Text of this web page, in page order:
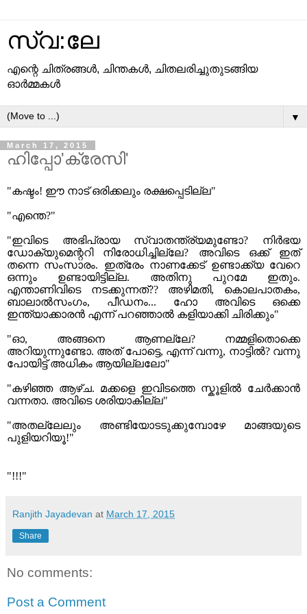
സ്വ:ലേ
എന്റെ ചിത്രങ്ങള്‍, ചിന്തകള്‍, ചിതലരിച്ചുതുടങ്ങിയ
ഓര്‍മ്മകള്‍
▼
March 17, 2015
ഹിപ്പോ'ക്രേസി'
"കഷ്ടം! ഈ നാട് ഒരിക്കലും രക്ഷപ്പെടില്ല"
"എന്തെ?"
"ഇവിടെ അഭിപ്രായ സ്വാതന്ത്ര്യമുണ്ടോ? നിര്‍ഭയ
ഡോക്യുമെന്ററി നിരോധിച്ചില്ലേ? അവിടെ ഒക്ക് ഇത്
തന്നെ സംസാരം. ഇത്രേം നാണക്കേട് ഉണ്ടാക്ക്യ വേറെ
ഒന്നും ഉണ്ടായിട്ടില്ല. അതിനു പുറമേ ഇതും.
എന്താണിവിടെ നടക്കുന്നത്?? അഴിമതി, കൊലപാതകം,
ബാലാല്‍സംഗം, പീഡനം... ഹോ അവിടെ ഒക്കെ
ഇന്ത്യാക്കാരന്‍ എന്ന് പറഞ്ഞാല്‍ കളിയാക്കി ചിരിക്കും"
"ഓ, അങ്ങനെ ആണല്ലേ? നമ്മളിതൊക്കെ
അറിയുന്നുണ്ടോ. അത് പോട്ടെ, എന്ന് വന്നു, നാട്ടില്‍? വന്നു
പോയിട്ട് അധികം ആയില്ലലോ"
"കഴിഞ്ഞ ആഴ്ച. മക്കളെ ഇവിടത്തെ സ്കൂളില്‍ ചേര്‍ക്കാന്‍
വന്നതാ. അവിടെ ശരിയാകില്ല"
"അതല്ലേലും അണ്ടിയോടടുക്കുമ്പോഴേ മാങ്ങയുടെ
പുളിയറിയൂ!"
"!!!"
Ranjith Jayadevan at March 17, 2015
Share
No comments:
Post a Comment